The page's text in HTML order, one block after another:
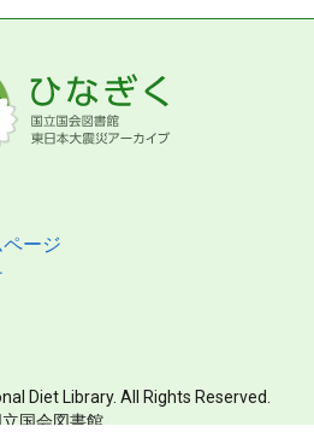
ージ
Diet Library. All Rights Reserved.